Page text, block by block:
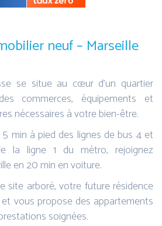
neuf – Marseille
se situe au cœur d’un quartier
commerces, équipements et
nécessaires à votre bien-être.
min à pied des lignes de bus 4 et
la ligne 1 du métro, rejoignez
en 20 min en voiture.
site arboré, votre future résidence
vous propose des appartements
soignées.